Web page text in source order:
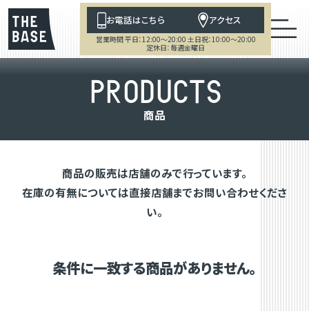
お電話はこちら アクセス
営業時間 平日：12:00～20:00 土日祝：10:00～20:00
定休日：毎週金曜日
PRODUCTS
商品
商品の販売は店舗のみで行っています。
在庫の有無については直接店舗までお問い合わせくださ
い。
条件に一致する商品がありません。